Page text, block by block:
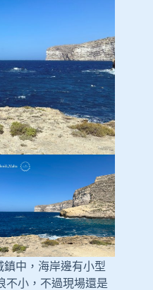
鎮中，海岸邊有小型
不小，不過現場還是